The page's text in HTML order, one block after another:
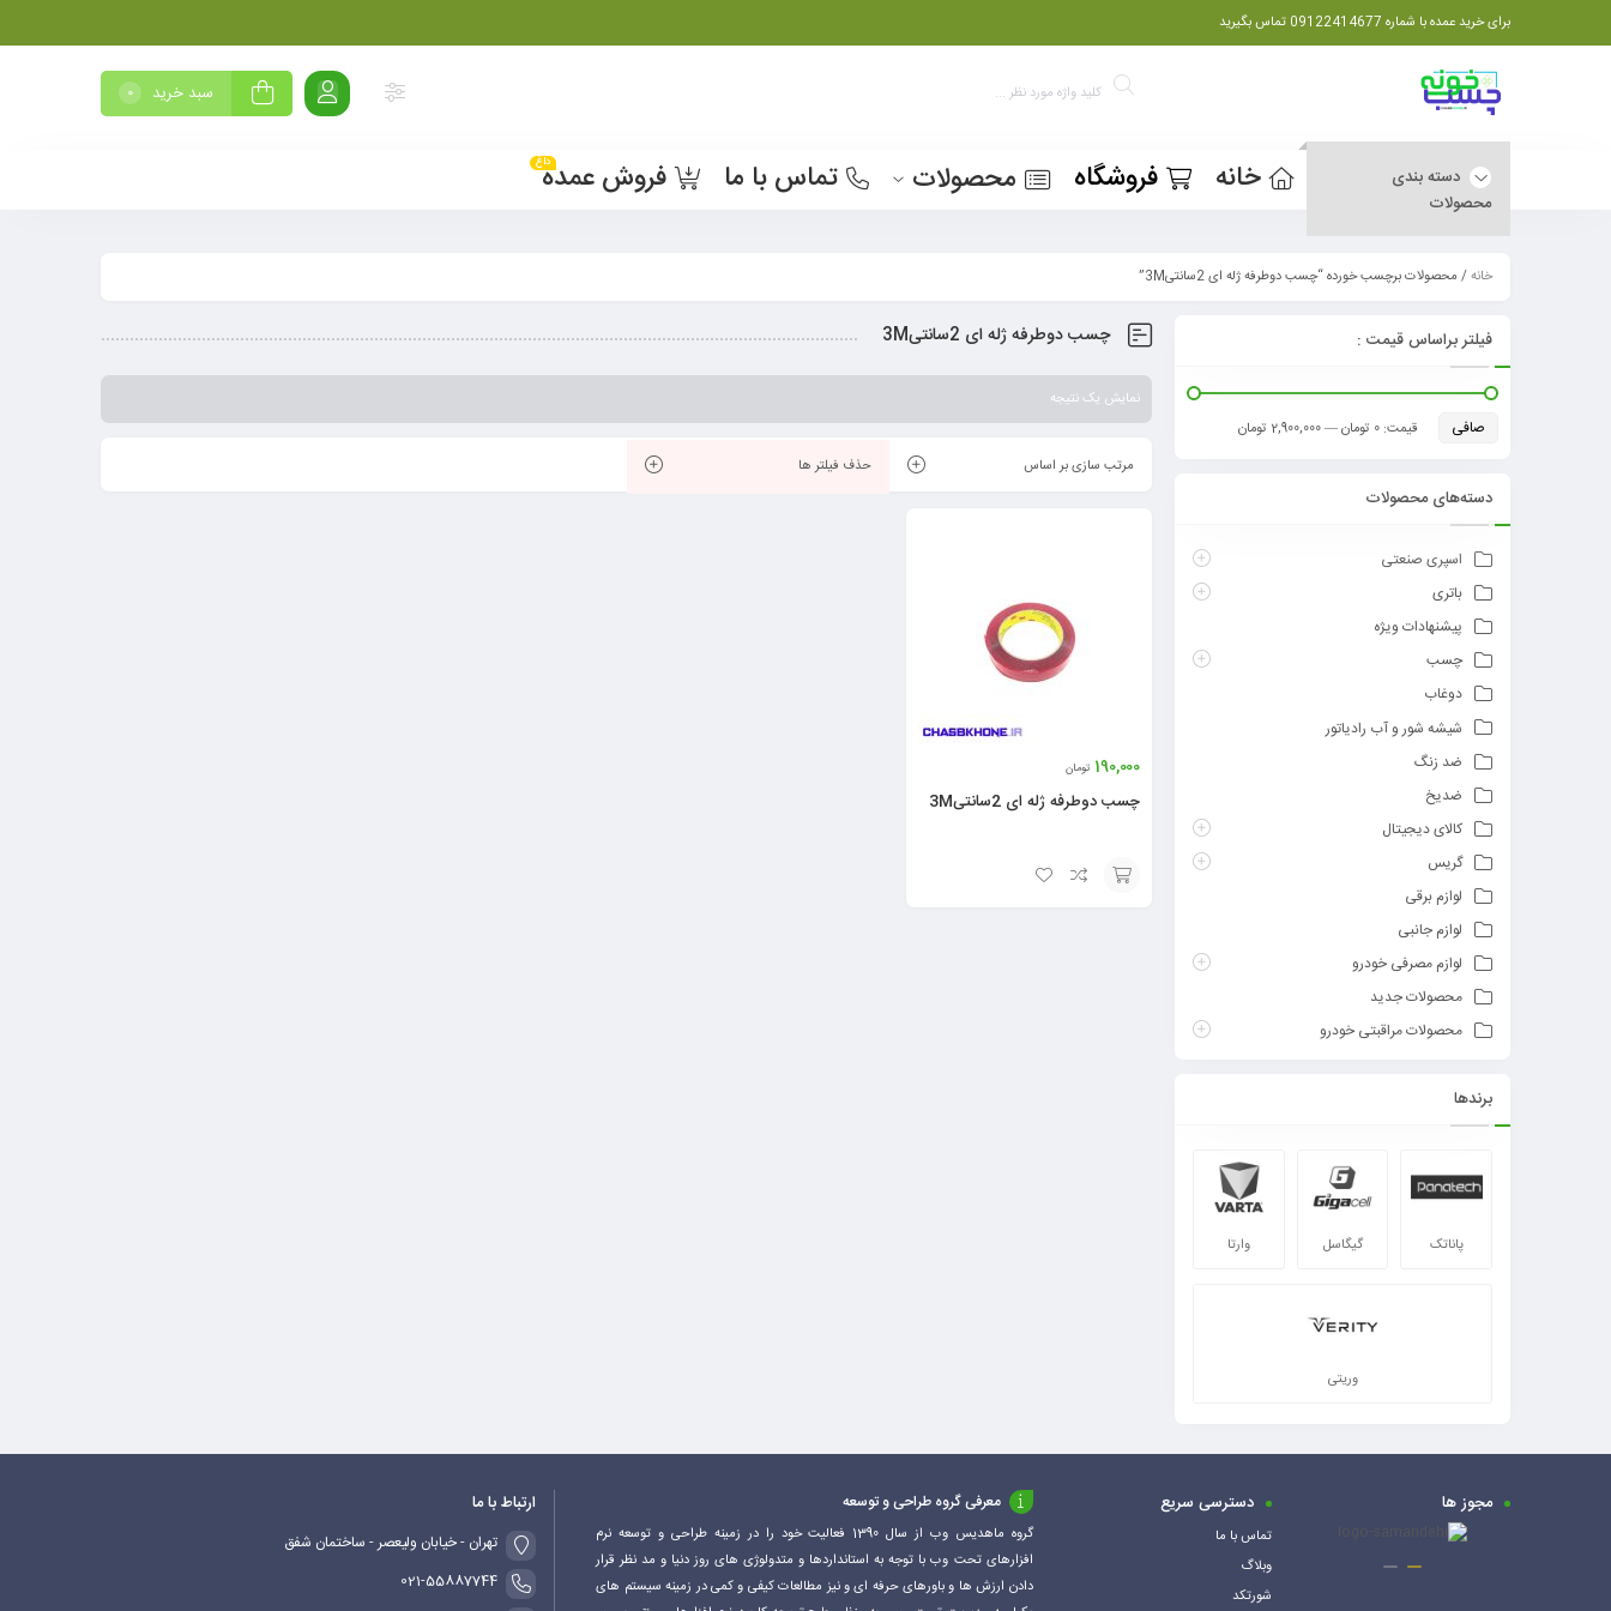
برای خرید عمده با شماره 09122414677 تماس بگیرید
سبد خرید 0
دسته بندی
محصولات
خانه فروشگاه محصولات تماس با ما فروش عمدهداغ
خانه/ محصولات برچسب خورده “چسب دوطرفه ژله ای 2سانتی3M”
چسب دوطرفه ژله ای 2سانتی3M
نمایش یک نتیجه
مرتب سازی بر اساس حذف فیلتر ها
190,000 تومان
چسب دوطرفه ژله ای 2سانتی3M
فیلتر براساس قیمت :
صافی قيمت: 0 تومان —2,900,000 تومان
دسته‌های محصولات
اسپری صنعتی
باتری
پیشنهادات ویژه
چسب
دوغاب
شیشه شور و آب رادیاتور
ضد زنگ
ضدیخ
کالای دیجیتال
گریس
لوازم برقی
لوازم جانبی
لوازم مصرفی خودرو
محصولات جدید
محصولات مراقبتی خودرو
برندها
پاناتک گیگاسل وارتا
وریتی
مجوز ها دسترسی سریع
تماس با ما
وبلاگ
شورتکد
معرفی گروه طراحی و توسعه
گروه ماهدیس وب از سال 1390 فعالیت خود را در زمینه طراحی و توسعه نرم
افزارهای تحت وب با توجه به استانداردها و متدولوژی های روز دنیا و مد نظر قرار
دادن ارزش ها و باورهای حرفه ای و نیز مطالعات کیفی و کمی در زمینه سیستم های
ارتباط با ما
تهران - خیابان ولیعصر - ساختمان شفق
021-55887744